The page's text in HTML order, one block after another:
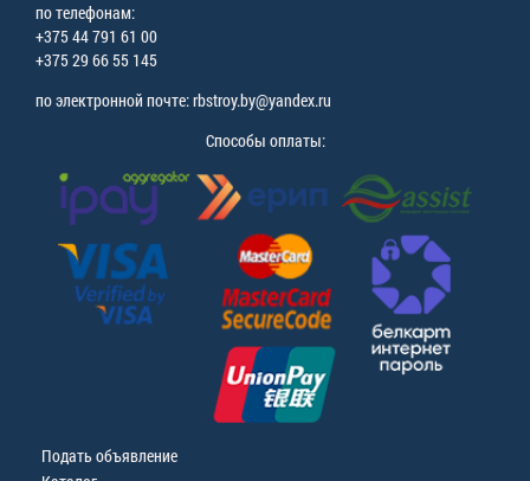
по телефонам:
+375 44 791 61 00
+375 29 66 55 145
по электронной почте: rbstroy.by@yandex.ru
Способы оплаты:
Подать объявление